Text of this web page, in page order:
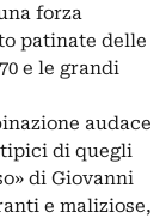
forza
patinate delle
e le grandi
audace
di quegli
di Giovanni
e maliziose,